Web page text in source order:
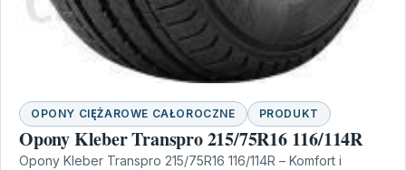
OPONY CIĘŻAROWE CAŁOROCZNE PRODUKT
Opony Kleber Transpro 215/75R16 116/114R
Opony Kleber Transpro 215/75R16 116/114R – Komfort i